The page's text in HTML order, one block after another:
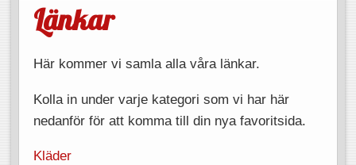
Länkar
Här kommer vi samla alla våra länkar.
Kolla in under varje kategori som vi har här
nedanför för att komma till din nya favoritsida.
Kläder